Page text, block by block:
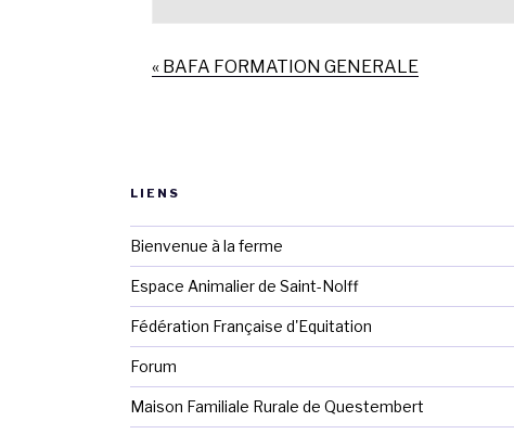
« BAFA FORMATION GENERALE
LIENS
Bienvenue à la ferme
Espace Animalier de Saint-Nolff
Fédération Française d'Equitation
Forum
Maison Familiale Rurale de Questembert